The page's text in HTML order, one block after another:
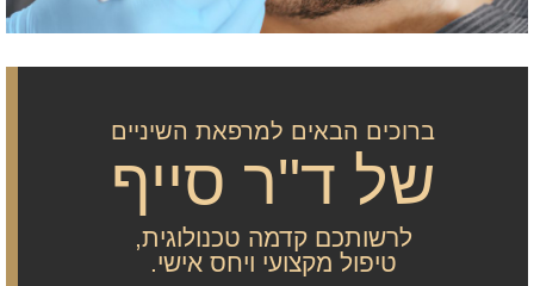
ברוכים הבאים למרפאת השיניים
של ד"ר סייף
לרשותכם קדמה טכנולוגית,
טיפול מקצועי ויחס אישי.